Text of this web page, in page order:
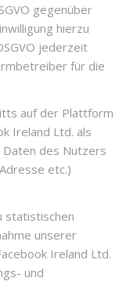
gegenüber
hierzu
jederzeit
für die
auf der Plattform
Ireland Ltd. als
des Nutzers
etc.)
statistischen
unserer
Ireland Ltd.
und